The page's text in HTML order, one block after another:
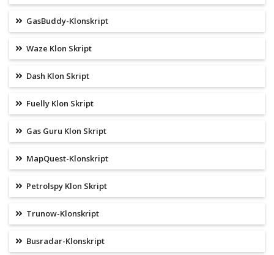
GasBuddy-Klonskript
Waze Klon Skript
Dash Klon Skript
Fuelly Klon Skript
Gas Guru Klon Skript
MapQuest-Klonskript
Petrolspy Klon Skript
Trunow-Klonskript
Busradar-Klonskript